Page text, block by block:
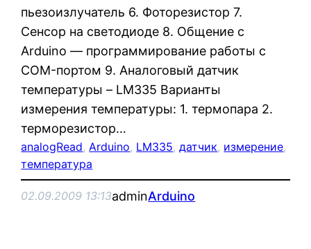
пьезоизлучатель 6. Фоторезистор 7.
Сенсор на светодиоде 8. Общение с
Arduino — программирование работы с
COM-портом 9. Аналоговый датчик
температуры – LM335 Варианты
измерения температуры: 1. термопара 2.
терморезистор…
analogRead, Arduino, LM335, датчик, измерение
температура
02.09.2009 13:13adminArduino